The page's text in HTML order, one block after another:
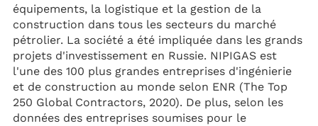
équipements, la logistique et la gestion de la
construction dans tous les secteurs du marché
pétrolier. La société a été impliquée dans les grands
projets d'investissement en Russie. NIPIGAS est
l'une des 100 plus grandes entreprises d'ingénierie
et de construction au monde selon ENR (The Top
250 Global Contractors, 2020). De plus, selon les
données des entreprises soumises pour le